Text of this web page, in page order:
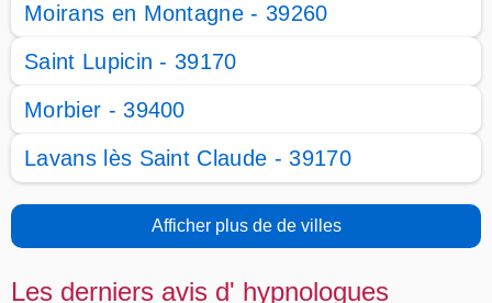
Moirans en Montagne - 39260
Saint Lupicin - 39170
Morbier - 39400
Lavans lès Saint Claude - 39170
Afficher plus de de villes
Les derniers avis d' hypnologues